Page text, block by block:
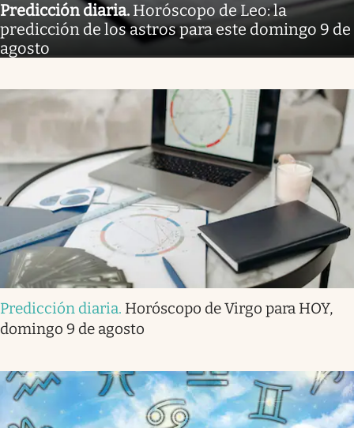
Predicción diaria. Horóscopo de Leo: la
predicción de los astros para este domingo 9 de
agosto
Predicción diaria. Horóscopo de Virgo para HOY,
domingo 9 de agosto